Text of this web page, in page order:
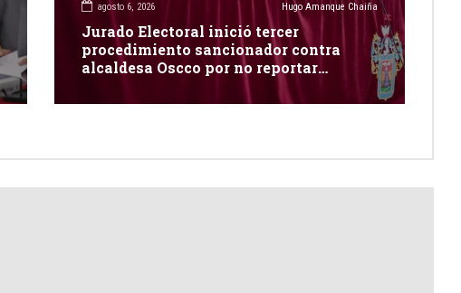
agosto 6, 2026 Hugo Amanque Chaiña
Jurado Electoral inició tercer
procedimiento sancionador contra
alcaldesa Oscco por no reportar